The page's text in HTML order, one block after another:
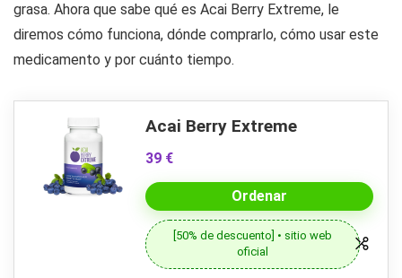
grasa. Ahora que sabe qué es Acai Berry Extreme, le
diremos cómo funciona, dónde comprarlo, cómo usar este
medicamento y por cuánto tiempo.
Acai Berry Extreme
39 €
Ordenar
[50% de descuento] • sitio web
oficial